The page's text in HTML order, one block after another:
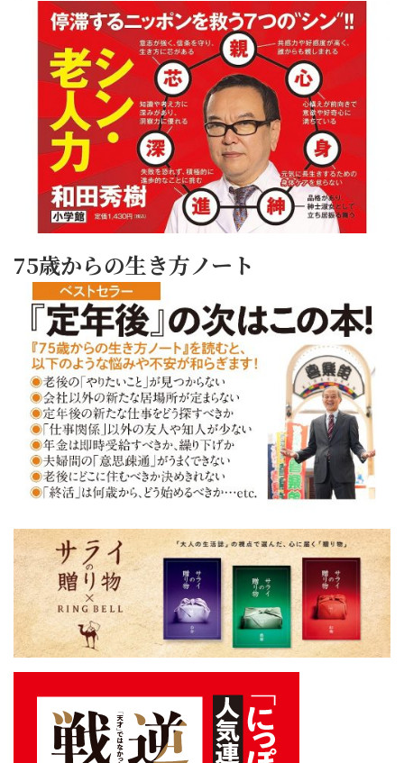
75歳からの生き方ノート